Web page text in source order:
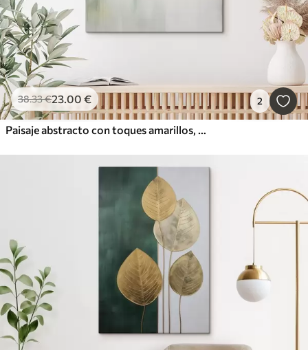
38.33€23.00 € 2
Paisaje abstracto con toques amarillos, una composición minimalista de tierra, agua y cielo, con colores apagados